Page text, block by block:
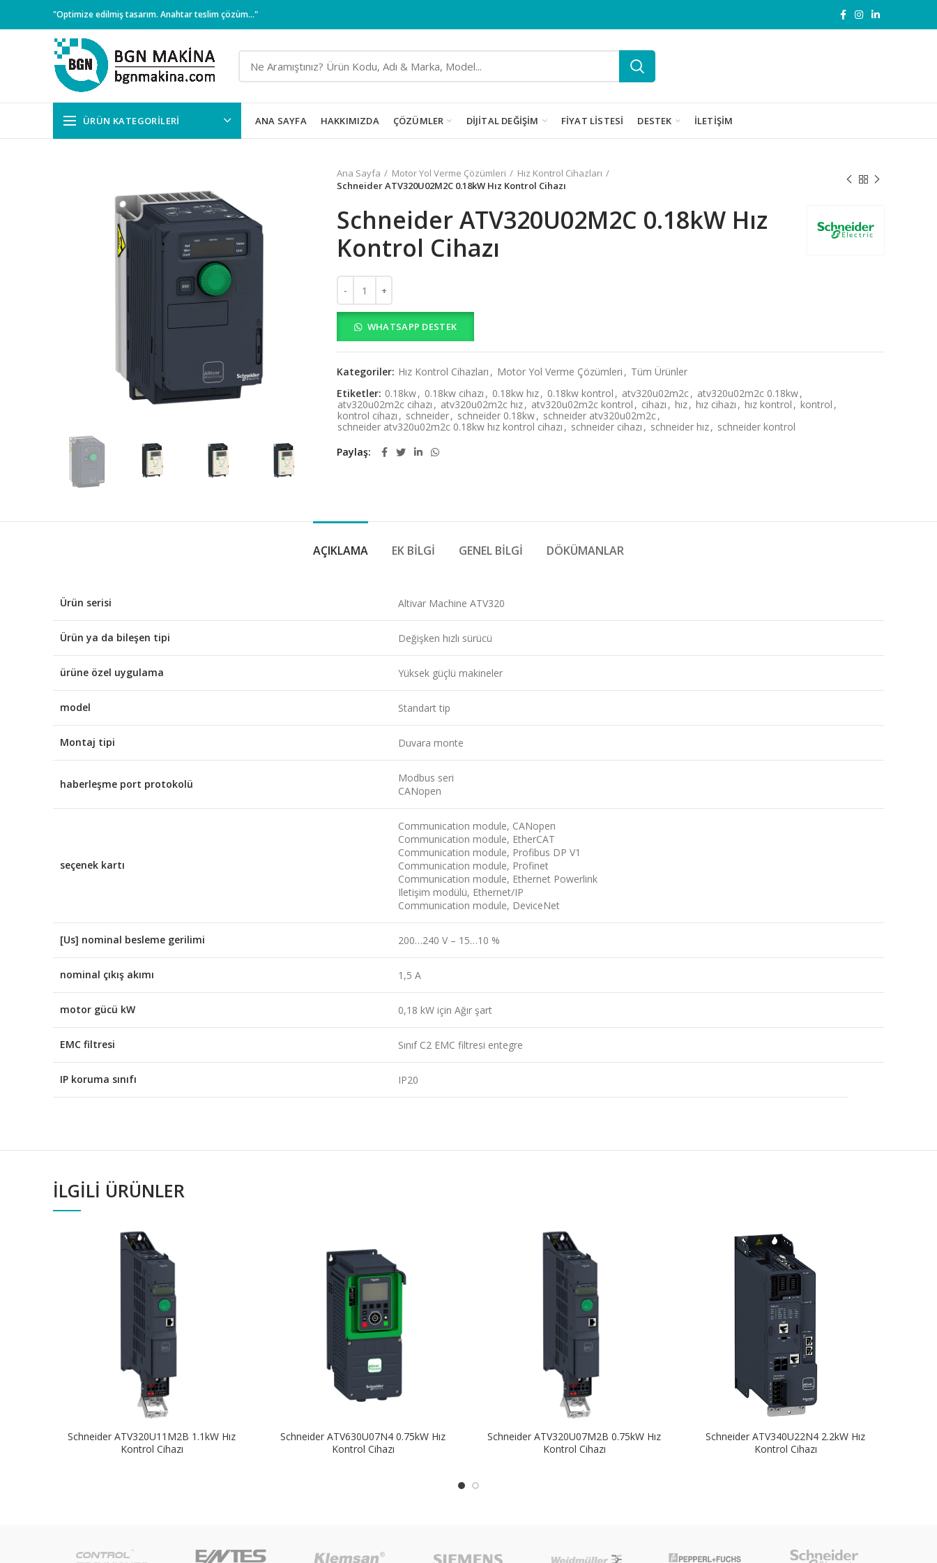
"Optimize edilmiş tasarım. Anahtar teslim çözüm..."
ÜRÜN KATEGORILERI ANA SAYFA HAKKIMIZDA ÇÖZÜMLER DIJITAL DEĞIŞIM FIYAT LISTESI DESTEK İLETIŞIM
Ana Sayfa Motor Yol Verme Çözümleri
Hız Kontrol Cihazları
Schneider ATV320U02M2C 0.18kW Hız Kontrol Cihazı
Schneider ATV320U02M2C 0.18kW Hız
Kontrol Cihazı
Schneider ATV320U02M2C 0.18kW Hız Kontrol Cihazı adet
WHATSAPP DESTEK
Kategoriler: Hız Kontrol Cihazları , Motor Yol Verme Çözümleri , Tüm Ürünler
Etiketler: 0.18kw, 0.18kw cihazı , 0.18kw hız, 0.18kw kontrol , atv320u02m2c, atv320u02m2c 0.18kw,
atv320u02m2c cihazı , atv320u02m2c hız, atv320u02m2c kontrol , cihazı , hız, hız cihazı , hız kontrol , kontrol ,
kontrol cihazı , schneider, schneider 0.18kw, schneider atv320u02m2c,
schneider atv320u02m2c 0.18kw hız kontrol cihazı , schneider cihazı , schneider hız, schneider kontrol
Paylaş
AÇIKLAMA EK BILGI GENEL BILGI DÖKÜMANLAR
Ürün serisi Altivar Machine ATV320
Ürün ya da bileşen tipi Değişken hızlı sürücü
ürüne özel uygulama Yüksek güçlü makineler
model Standart tip
Montaj tipi Duvara monte
haberleşme port protokolü
Modbus seri
CANopen
seçenek kartı
Communication module, CANopen
Communication module, EtherCAT
Communication module, Profibus DP V1
Communication module, Profinet
Communication module, Ethernet Powerlink
Iletişim modülü, Ethernet/IP
Communication module, DeviceNet
[Us] nominal besleme gerilimi 200…240 V – 15…10 %
nominal çıkış akımı 1,5 A
motor gücü kW 0,18 kW için Ağır şart
EMC filtresi Sınıf C2 EMC filtresi entegre
IP koruma sınıfı IP20
İLGILI ÜRÜNLER
Schneider ATV320U11M2B 1.1kW Hız
Kontrol Cihazı
Schneider ATV630U07N4 0.75kW Hız
Kontrol Cihazı
Schneider ATV320U07M2B 0.75kW Hız
Kontrol Cihazı
Schneider ATV340U22N4 2.2kW Hız
Kontrol Cihazı